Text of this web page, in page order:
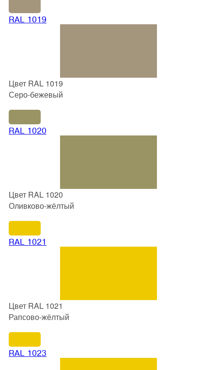
RAL 1019
Цвет RAL 1019
Серо-бежевый
RAL 1020
Цвет RAL 1020
Оливково-жёлтый
RAL 1021
Цвет RAL 1021
Рапсово-жёлтый
RAL 1023